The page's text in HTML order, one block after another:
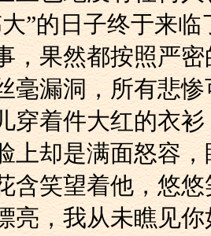
“伟大”的日子终于来
切事，果然都按照
毫漏洞，所有悲
猫儿穿着件大红的
上却是满面怒容
怜花含笑望着他，
亮，我从未瞧见